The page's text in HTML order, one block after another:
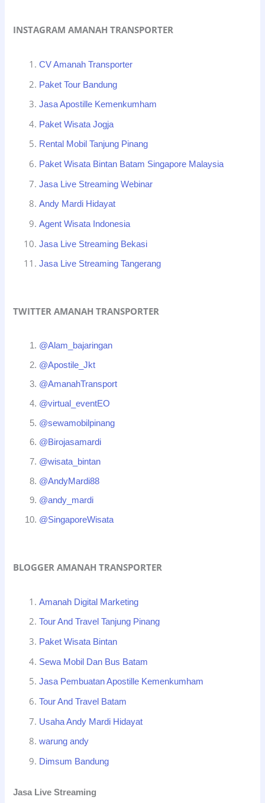
INSTAGRAM AMANAH TRANSPORTER
CV Amanah Transporter
Paket Tour Bandung
Jasa Apostille Kemenkumham
Paket Wisata Jogja
Rental Mobil Tanjung Pinang
Paket Wisata Bintan Batam Singapore Malaysia
Jasa Live Streaming Webinar
Andy Mardi Hidayat
Agent Wisata Indonesia
Jasa Live Streaming Bekasi
Jasa Live Streaming Tangerang
TWITTER AMANAH TRANSPORTER
@Alam_bajaringan
@Apostile_Jkt
@AmanahTransport
@virtual_eventEO
@sewamobilpinang
@Birojasamardi
@wisata_bintan
@AndyMardi88
@andy_mardi
@SingaporeWisata
BLOGGER AMANAH TRANSPORTER
Amanah Digital Marketing
Tour And Travel Tanjung Pinang
Paket Wisata Bintan
Sewa Mobil Dan Bus Batam
Jasa Pembuatan Apostille Kemenkumham
Tour And Travel Batam
Usaha Andy Mardi Hidayat
warung andy
Dimsum Bandung
Jasa Live Streaming